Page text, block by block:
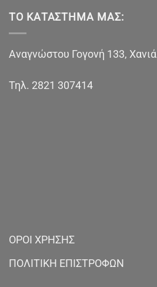
ΤΟ ΚΑΤΆΣΤΗΜΑ ΜΑΣ:
Αναγνώστου Γογονή 133, Χανιά
Τηλ. 2821 307414
ΟΡΟΙ ΧΡΗΣΗΣ
ΠΟΛΙΤΙΚΗ ΕΠΙΣΤΡΟΦΩΝ